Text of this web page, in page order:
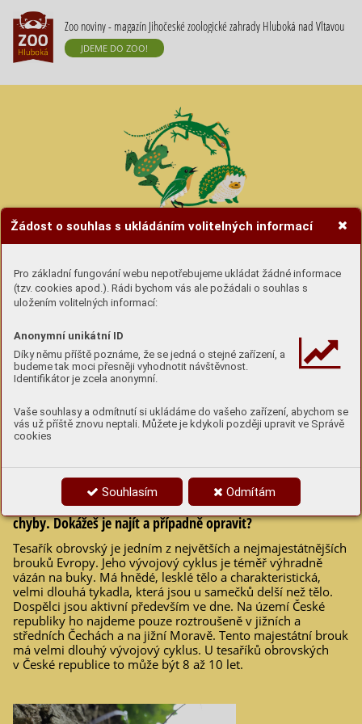
Žádost o souhlas s ukládáním volitelných informací
Pro základní fungování webu nepotřebujeme ukládat žádné informace
(tzv. cookies apod.). Rádi bychom vás ale požádali o souhlas s
uložením volitelných informací:
Anonymní unikátní ID
Díky němu příště poznáme, že se jedná o stejné zařízení, a
budeme tak moci přesněji vyhodnotit návštěvnost.
Identifikátor je zcela anonymní.
Vaše souhlasy a odmítnutí si ukládáme do vašeho zařízení, abychom se
vás už příště znovu neptali. Můžete je kdykoli později upravit ve Správě
cookies
Souhlasím Odmítám
Zoo noviny - magazín Jihočeské zoologické zahrady Hluboká nad Vltavou
JDEME DO ZOO!
Hravé úkoly se zvířátky
Úkoly si buďstáhni (pdf) a vytiskninebo si lámej
3 Vyprávění o tesaříkovi obrovském
V následujícím textu se dozvíš mnoho zajímavého o
tesaříkovi obrovském. Do textu se nám ale vloudily 4
chyby. Dokážeš je najít a případně opravit?
Tesařík obrovský je jedním z největších a nejmajestátnějších
brouků Evropy. Jeho vývojový cyklus je téměř výhradně
vázán na buky. Má hnědé, lesklé tělo a charakteristická,
velmi dlouhá tykadla, která jsou u samečků delší než tělo.
Dospělci jsou aktivní především ve dne. Na území České
republiky ho najdeme pouze roztroušeně v jižních a
středních Čechách a na jižní Moravě. Tento majestátní brouk
má velmi dlouhý vývojový cyklus. U tesaříků obrovských
v České republice to může být 8 až 10 let.